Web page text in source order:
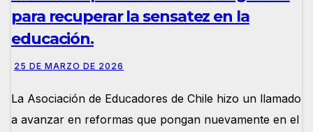
para recuperar la sensatez en la
educación.
25 DE MARZO DE 2026
La Asociación de Educadores de Chile hizo un llamado
a avanzar en reformas que pongan nuevamente en el